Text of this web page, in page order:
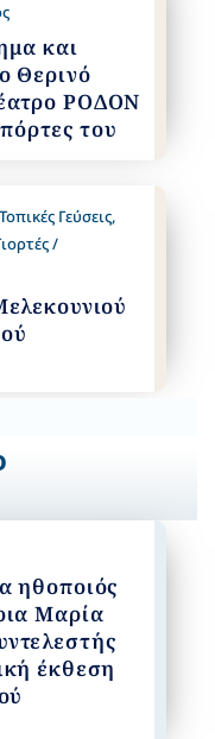
και
Θερινό
ΡΟΔΟΝ
του
Γεύσεις,
/
ηθοποιός
Μαρία
έκθεση